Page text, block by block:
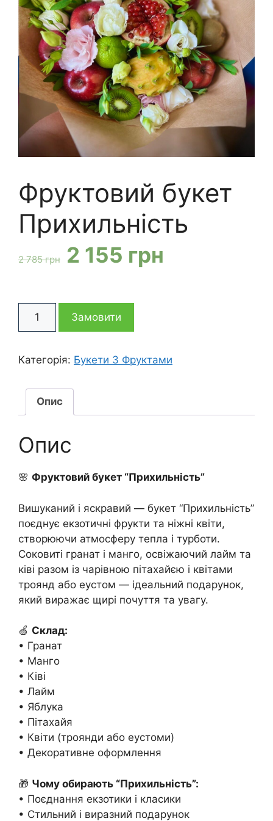
Фруктовий букет
Прихильність
2 785грн
Оригінальна
2
785 грн
2 155 грн
букет
кількість
Замовити
Категорія: Букети З Фруктами
Опис
Опис
🌸 Фруктовий букет “Прихильність”
Вишуканий і яскравий — букет “Прихильність”
поєднує екзотичні фрукти та ніжні квіти,
створюючи атмосферу тепла і турботи.
Соковиті гранат і манго, освіжаючий лайм та
ківі разом із чарівною пітахайєю і квітами
троянд або еустом — ідеальний подарунок,
який виражає щирі почуття та увагу.
🍏 Склад:
• Гранат
• Манго
• Ківі
• Лайм
• Яблука
• Пітахайя
• Квіти (троянди або еустоми)
• Декоративне оформлення
🎁 Чому обирають “Прихильність”:
• Поєднання екзотики і класики
• Стильний і виразний подарунок